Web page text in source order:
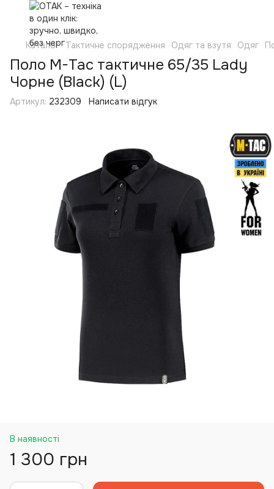
Каталог Тактичне спорядження Одяг та взутя Одяг
Поло M-Tac тактичне 65/35 Lady
Чорне (Black) (L)
Артикул: 232309 Написати відгук
В наявності
1 300 грн